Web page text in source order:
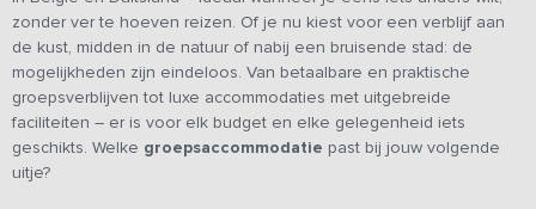
zonder ver te hoeven reizen. Of je nu kiest voor een verblijf aan
de kust, midden in de natuur of nabij een bruisende stad: de
mogelijkheden zijn eindeloos. Van betaalbare en praktische
groepsverblijven tot luxe accommodaties met uitgebreide
faciliteiten – er is voor elk budget en elke gelegenheid iets
geschikts. Welke groepsaccommodatie past bij jouw volgende
uitje?